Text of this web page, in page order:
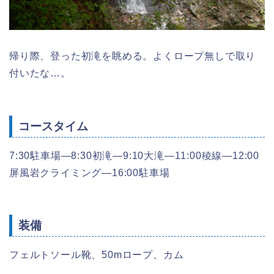
帰り際、登った初滝を眺める。よくロープ無しで取り
付いたな…。
コースタイム
7:30駐車場―8:30初滝―9:10大滝―11:00稜線―12:00
屏風岩クライミング―16:00駐車場
装備
フェルトソール靴、50mロープ、カム